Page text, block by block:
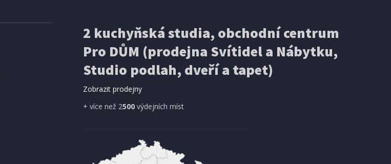
2 kuchyňská studia, obchodní centrum
Pro DŮM (prodejna Svítidel a Nábytku,
Studio podlah, dveří a tapet)
Zobrazit prodejny
+ více než 2500výdejních míst